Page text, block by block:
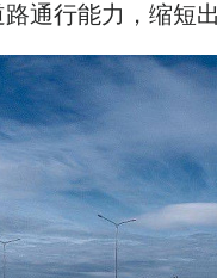
通行能力，缩短